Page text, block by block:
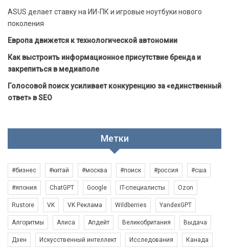
ASUS делает ставку на ИИ-ПК и игровые ноутбуки нового
поколения
Европа движется к технологической автономии
Как выстроить информационное присутствие бренда и
закрепиться в медиаполе
Голосовой поиск усиливает конкуренцию за «единственный
ответ» в SEO
Метки
#бизнес #китай #москва #поиск #россия #сша
#япония ChatGPT Google IT-специалисты Ozon
Rustore VK VK Реклама Wildberries YandexGPT
Алгоритмы Алиса Апдейт Великобритания Выдача
Дзен Искусственный интеллект Исследования Канада